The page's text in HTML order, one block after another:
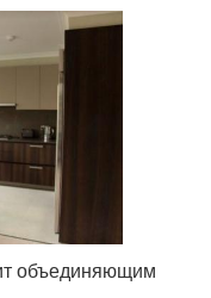
объединяющим